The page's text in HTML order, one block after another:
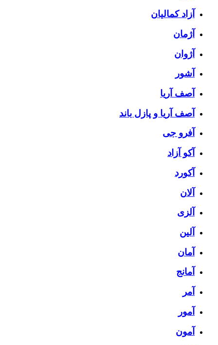
آزاد کمالیان
آژمان
آژوان
آشور
آصف آریا
آصف آریا و پازل باند
آفرو جی
آکو آزاد
آکورد
آلان
آلزی
آلین
آمان
آمانج
آمر
آمور
آمون